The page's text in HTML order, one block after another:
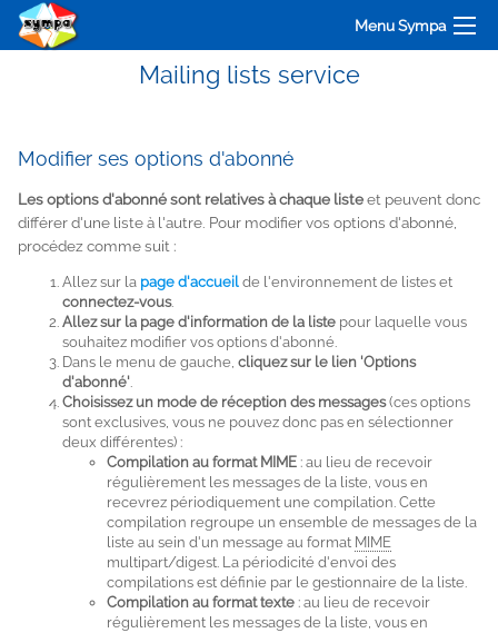
Menu Sympa
Mailing lists service
Modifier ses options d'abonné
Les options d'abonné sont relatives à chaque listeet peuvent donc
différer d'une liste à l'autre. Pour modifier vos options d'abonné,
procédez comme suit :
Allez sur la page d'accueil de l'environnement de listes et
connectez-vous.
Allez sur la page d'information de la liste pour laquelle vous
souhaitez modifier vos options d'abonné.
Dans le menu de gauche, cliquez sur le lien 'Options
d'abonné'.
Choisissez un mode de réception des messages(ces options
sont exclusives, vous ne pouvez donc pas en sélectionner
deux différentes) :
Compilation au format MIME : au lieu de recevoir
régulièrement les messages de la liste, vous en
recevrez périodiquement une compilation. Cette
compilation regroupe un ensemble de messages de la
liste au sein d'un message au format MIME
multipart/digest. La périodicité d'envoi des
compilations est définie par le gestionnaire de la liste.
Compilation au format texte : au lieu de recevoir
régulièrement les messages de la liste, vous en